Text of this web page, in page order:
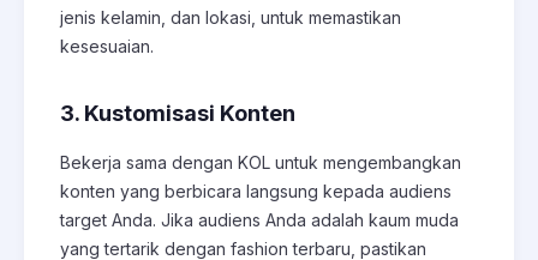
jenis kelamin, dan lokasi, untuk memastikan
kesesuaian.
3. Kustomisasi Konten
Bekerja sama dengan KOL untuk mengembangkan
konten yang berbicara langsung kepada audiens
target Anda. Jika audiens Anda adalah kaum muda
yang tertarik dengan fashion terbaru, pastikan